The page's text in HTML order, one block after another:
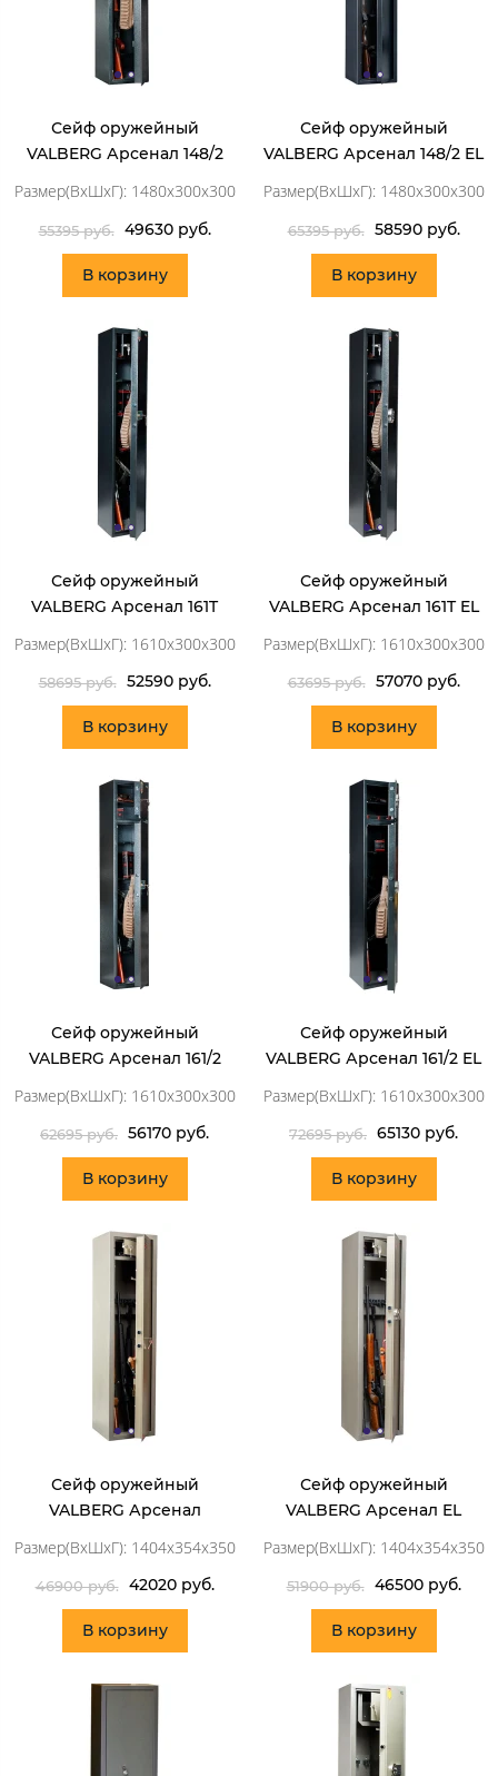
Сейф оружейный
VALBERG Арсенал 148/2
Размер(ВхШхГ): 1480x300x300
55395 руб. 49630 руб.
В корзину
Сейф оружейный
VALBERG Арсенал 148/2 EL
Размер(ВхШхГ): 1480x300x300
65395 руб. 58590 руб.
В корзину
Сейф оружейный
VALBERG Арсенал 161T
Размер(ВхШхГ): 1610x300x300
58695 руб. 52590 руб.
В корзину
Сейф оружейный
VALBERG Арсенал 161T EL
Размер(ВхШхГ): 1610x300x300
63695 руб. 57070 руб.
В корзину
Сейф оружейный
VALBERG Арсенал 161/2
Размер(ВхШхГ): 1610x300x300
62695 руб. 56170 руб.
В корзину
Сейф оружейный
VALBERG Арсенал 161/2 EL
Размер(ВхШхГ): 1610x300x300
72695 руб. 65130 руб.
В корзину
Сейф оружейный
VALBERG Арсенал
Размер(ВхШхГ): 1404x354x350
46900 руб. 42020 руб.
В корзину
Сейф оружейный
VALBERG Арсенал EL
Размер(ВхШхГ): 1404x354x350
51900 руб. 46500 руб.
В корзину